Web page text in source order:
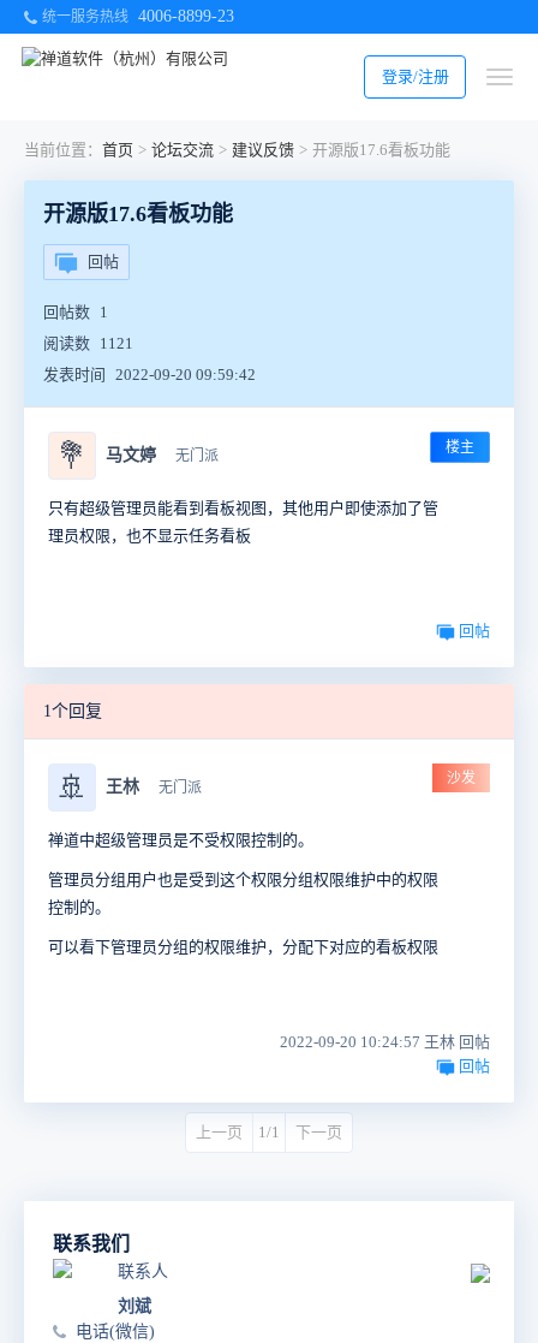
统一服务热线 4006-8899-23
登录/注册
当前位置： 首页 > 论坛交流 > 建议反馈 > 开源版17.6看板功能
开源版17.6看板功能
回帖
回帖数 1
阅读数 1121
发表时间
2022-09-20 09:59:42
💐 马文婷 无门派 楼主
只有超级管理员能看到看板视图，其他用户即使添加了管
理员权限，也不显示任务看板
回帖
1个回复
🚢 王林 无门派
沙发
禅道中超级管理员是不受权限控制的。
管理员分组用户也是受到这个权限分组权限维护中的权限
控制的。
可以看下管理员分组的权限维护，分配下对应的看板权限
2022-09-20 10:24:57 王林 回帖
回帖
上一页 1/1 下一页
联系我们
联系人
刘斌
电话(微信)